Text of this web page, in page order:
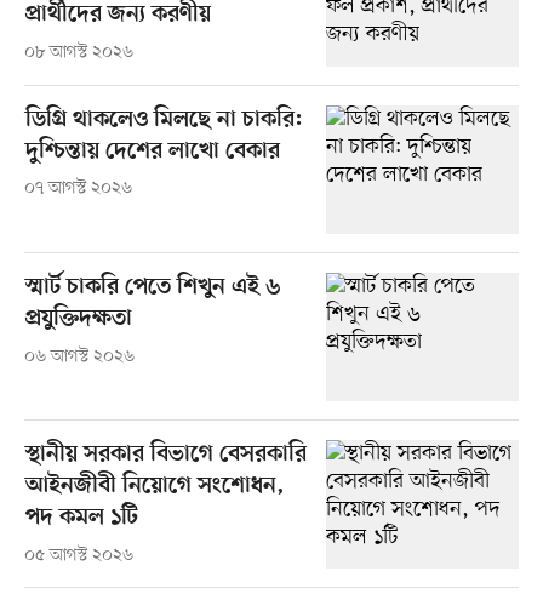
প্রার্থীদের জন্য করণীয়
০৮ আগস্ট ২০২৬
ডিগ্রি থাকলেও মিলছে না চাকরি:
দুশ্চিন্তায় দেশের লাখো বেকার
০৭ আগস্ট ২০২৬
স্মার্ট চাকরি পেতে শিখুন এই ৬
প্রযুক্তিদক্ষতা
০৬ আগস্ট ২০২৬
স্থানীয় সরকার বিভাগে বেসরকারি
আইনজীবী নিয়োগে সংশোধন,
পদ কমল ১টি
০৫ আগস্ট ২০২৬